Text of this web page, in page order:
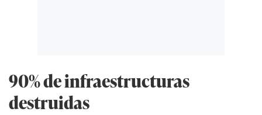
90% de infraestructuras
destruidas